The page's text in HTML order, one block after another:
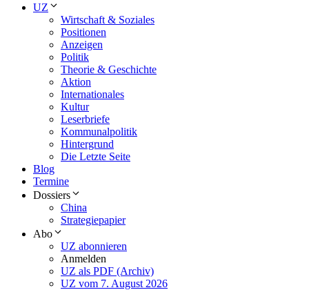
UZ
Wirtschaft & Soziales
Positionen
Anzeigen
Politik
Theorie & Geschichte
Aktion
Internationales
Kultur
Leserbriefe
Kommunalpolitik
Hintergrund
Die Letzte Seite
Blog
Termine
Dossiers
China
Strategiepapier
Abo
UZ abonnieren
Anmelden
UZ als PDF (Archiv)
UZ vom 7. August 2026